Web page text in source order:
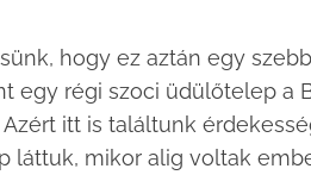
hogy ez aztán egy
egy régi szoci üdülőtelep a
itt is találtunk
láttuk, mikor alig voltak